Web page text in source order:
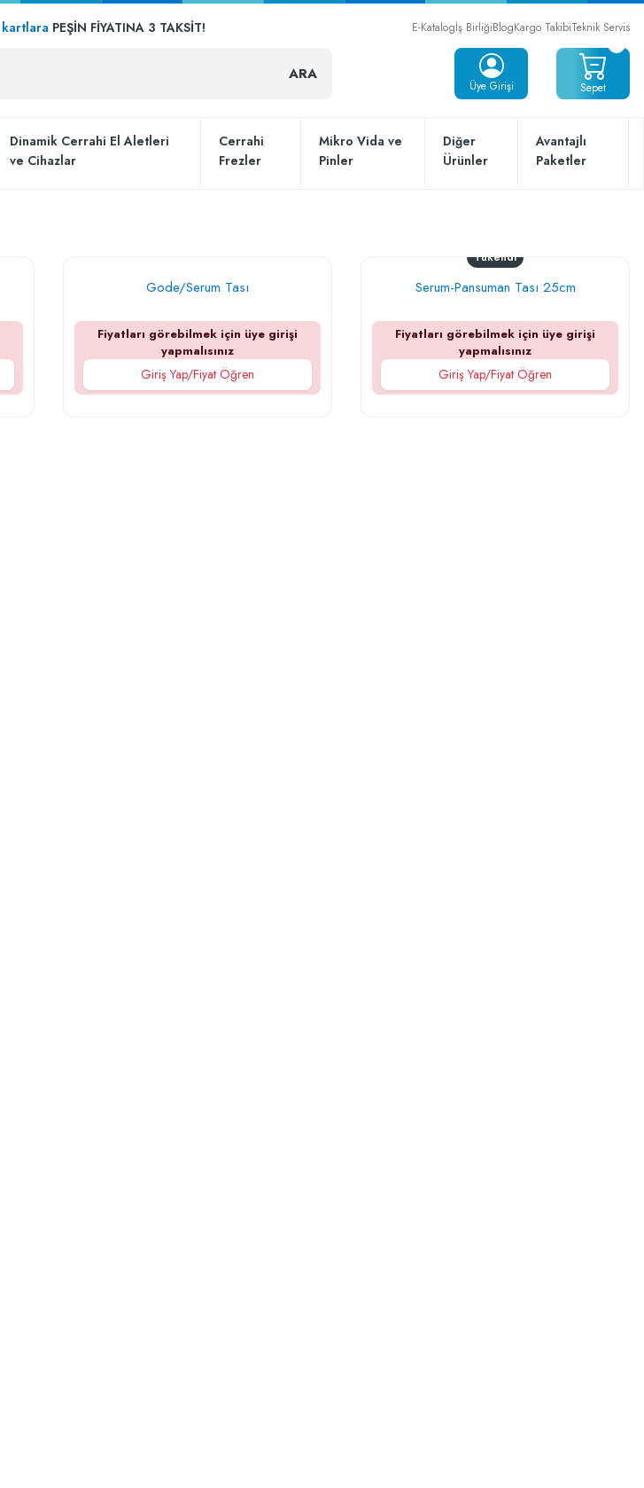
PEŞİN FİYATINA 3 TAKSİT! E-Katalogİş BirliğiBlogKargo TakibiTeknik Servis
ARA
Üye Girişi Sepet
Dinamik Cerrahi El Aletleri
ve Cihazlar
Cerrahi
Frezler
Mikro Vida ve
Pinler
Diğer
Ürünler
Avantajlı
Paketler
Gode/Serum Tası
Fiyatları görebilmek için üye girişi
yapmalısınız
Giriş Yap/Fiyat Öğren
Tükendi
Serum-Pansuman Tası 25cm
Fiyatları görebilmek için üye girişi
yapmalısınız
Giriş Yap/Fiyat Öğren